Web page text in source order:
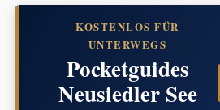
KOSTENLOS FÜR
UNTERWEGS
Pocketguides
Neusiedler See